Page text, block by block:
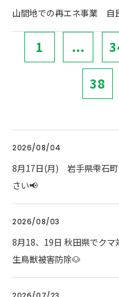
山間地での再エネ事業 自
1 ...
38
2026/08/04
8月17日(月) 岩手県雫石
さい📢
2026/08/03
8月18、19日 秋田県でク
生鳥獣被害防除🐶